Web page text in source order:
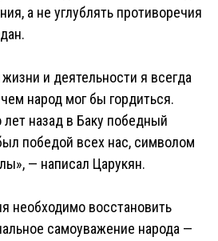
а не углублять противоречия
и деятельности я всегда
народ мог бы гордиться.
назад в Баку победный
победой всех нас, символом
— написал Царукян.
необходимо восстановить
самоуважение народа —